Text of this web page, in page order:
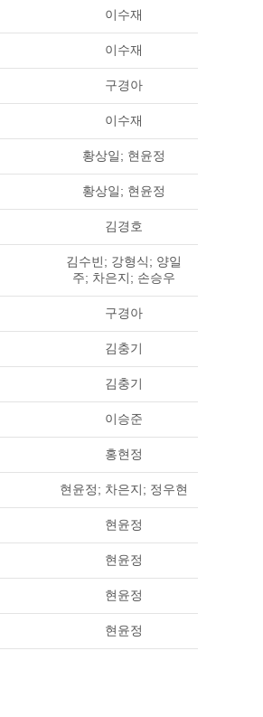
이수재
이수재
구경아
이수재
황상일; 현윤정
황상일; 현윤정
김경호
김수빈; 강형식; 양일
주; 차은지; 손승우
구경아
김충기
김충기
이승준
홍현정
현윤정; 차은지; 정우현
현윤정
현윤정
현윤정
현윤정